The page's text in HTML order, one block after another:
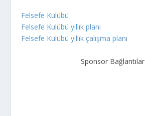
Felsefe Kulübü
Felsefe Kulübü yıllık planı
Felsefe Kulübü yıllık çalışma planı
Sponsor Bağlantılar